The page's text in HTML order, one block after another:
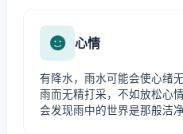
心情
有降水，雨水可能会使心绪
雨而无精打采，不如放松心
会发现雨中的世界是那般洁